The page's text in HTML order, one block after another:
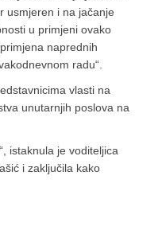
usmjeren i na jačanje
u primjeni ovako
naprednih
radu“.
vlasti na
unutarnjih poslova na
istaknula je voditeljica
i zaključila kako